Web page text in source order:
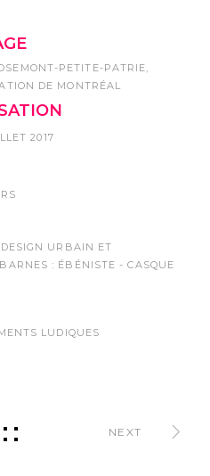
PETITE-PATRIE,
DE MONTRÉAL
2017
URBAIN ET
: ÉBÉNISTE - CASQUE
LUDIQUES
NEXT